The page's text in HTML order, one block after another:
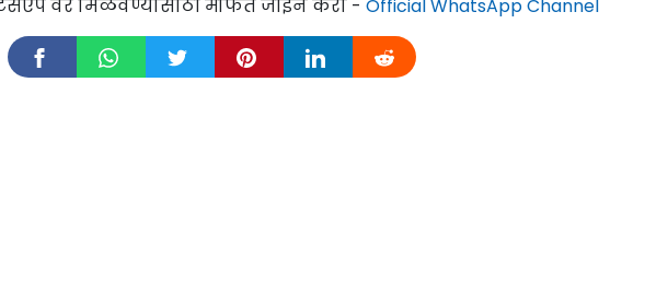
वर मिळवण्यासाठी मोफत जॉईन करा - Official WhatsApp Channel